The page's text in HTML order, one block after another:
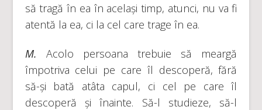
să tragă în ea în același timp, atunci, nu va fi
atentă la ea, ci la cel care trage în ea.
M. Acolo persoana trebuie să meargă
împotriva celui pe care îl descoperă, fără
să-și bată atâta capul, ci cel pe care îl
descoperă și înainte. Să-l studieze, să-l